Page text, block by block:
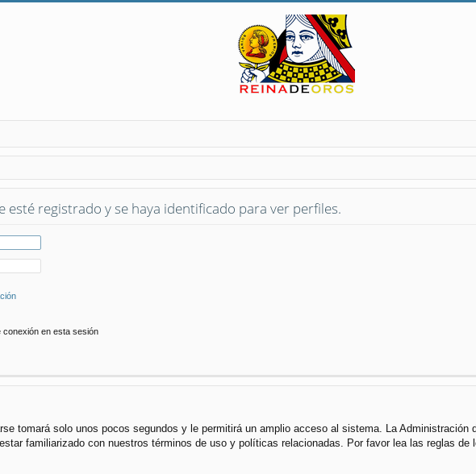
registrado y se haya identificado para ver perfiles.
conexión en esta sesión
tomará solo unos pocos segundos y le permitirá un amplio acceso al sistema. La
familiarizado con nuestros términos de uso y políticas relacionadas. Por favor lea las reglas de